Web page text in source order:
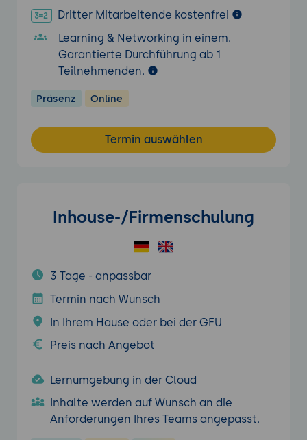
Dritter Mitarbeitende kostenfrei
Learning & Networking in einem.
Garantierte Durchführung ab 1
Teilnehmenden.
Präsenz Online
Termin auswählen
Inhouse-/Firmenschulung
3 Tage - anpassbar
Termin nach Wunsch
In Ihrem Hause oder bei der GFU
Preis nach Angebot
Lernumgebung in der Cloud
Inhalte werden auf Wunsch an die
Anforderungen Ihres Teams angepasst.